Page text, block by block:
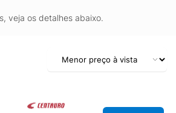
veja os detalhes abaixo.